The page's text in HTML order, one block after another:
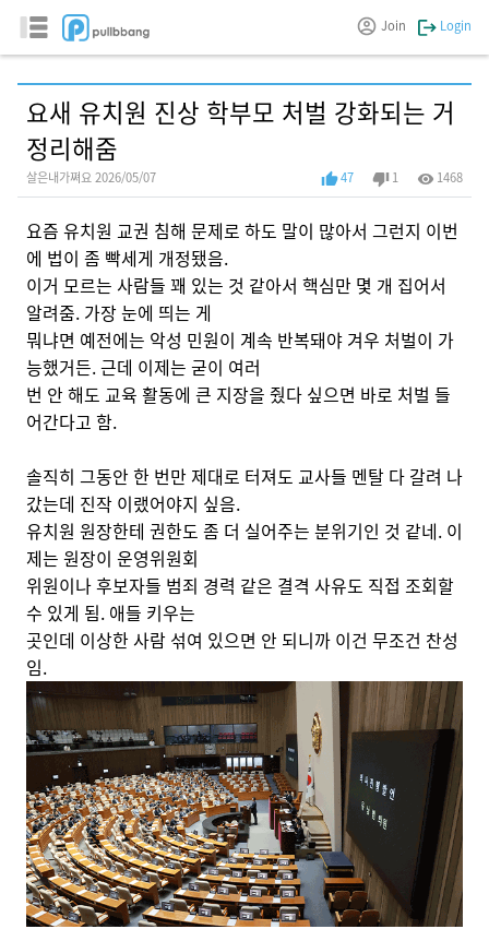
Join Login
요새 유치원 진상 학부모 처벌 강화되는 거
정리해줌
살은내가쪄요 2026/05/07 47 1 1468
요즘 유치원 교권 침해 문제로 하도 말이 많아서 그런지 이번
에 법이 좀 빡세게 개정됐음.
이거 모르는 사람들 꽤 있는 것 같아서 핵심만 몇 개 집어서
알려줌. 가장 눈에 띄는 게
뭐냐면 예전에는 악성 민원이 계속 반복돼야 겨우 처벌이 가
능했거든. 근데 이제는 굳이 여러
번 안 해도 교육 활동에 큰 지장을 줬다 싶으면 바로 처벌 들
어간다고 함.
솔직히 그동안 한 번만 제대로 터져도 교사들 멘탈 다 갈려 나
갔는데 진작 이랬어야지 싶음.
유치원 원장한테 권한도 좀 더 실어주는 분위기인 것 같네. 이
제는 원장이 운영위원회
위원이나 후보자들 범죄 경력 같은 결격 사유도 직접 조회할
수 있게 됨. 애들 키우는
곳인데 이상한 사람 섞여 있으면 안 되니까 이건 무조건 찬성
임.